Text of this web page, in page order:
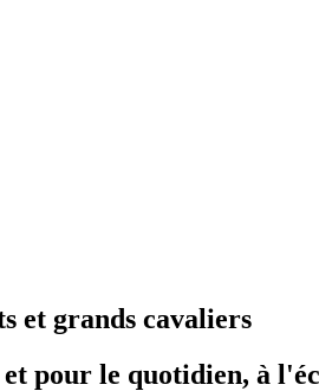
et grands cavaliers
pour le quotidien, à